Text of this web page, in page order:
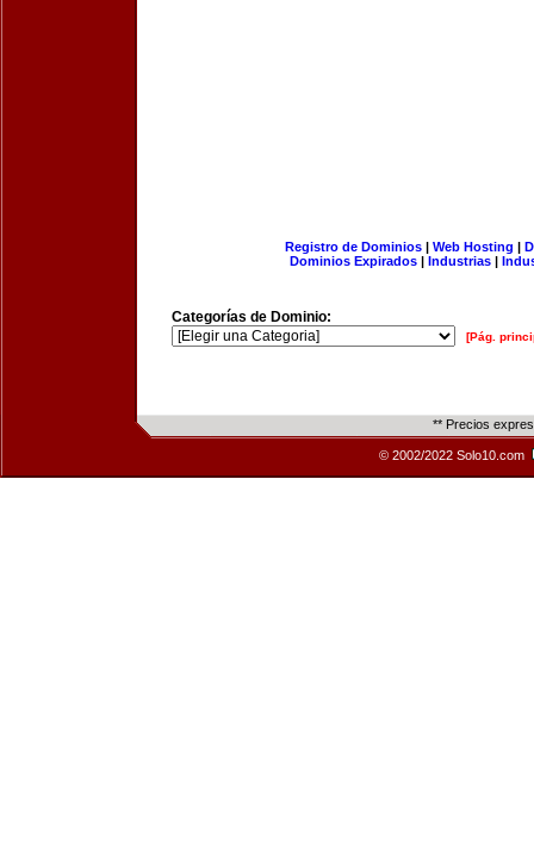
Registro de Dominios| Web Hosting |
Dominios Expirados | Industrias |
Categorías de Dominio:
[Pág.
** Precios
© 2002/2022 Solo10.com